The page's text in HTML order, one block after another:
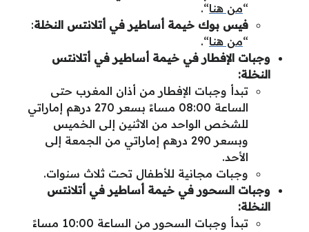
“من هنا“.
فيس بوك خيمة أساطير في أتلانتس النخلة:
“من هنا“.
وجبات الإفطار في خيمة أساطير في أتلانتس
النخلة:
تبدأ وجبات الإفطار من أذان المغرب حتى
الساعة 08:00 مساءً بسعر 270 درهم إماراتي
للشخص الواحد من الاثنين إلى الخميس
وبسعر 290 درهم إماراتي من الجمعة إلى
الأحد.
وجبات مجانية للأطفال تحت ثلاث سنوات.
وجبات السحور في خيمة أساطير في أتلانتس
النخلة:
تبدأ وجبات السحور من الساعة 10:00 مساءً